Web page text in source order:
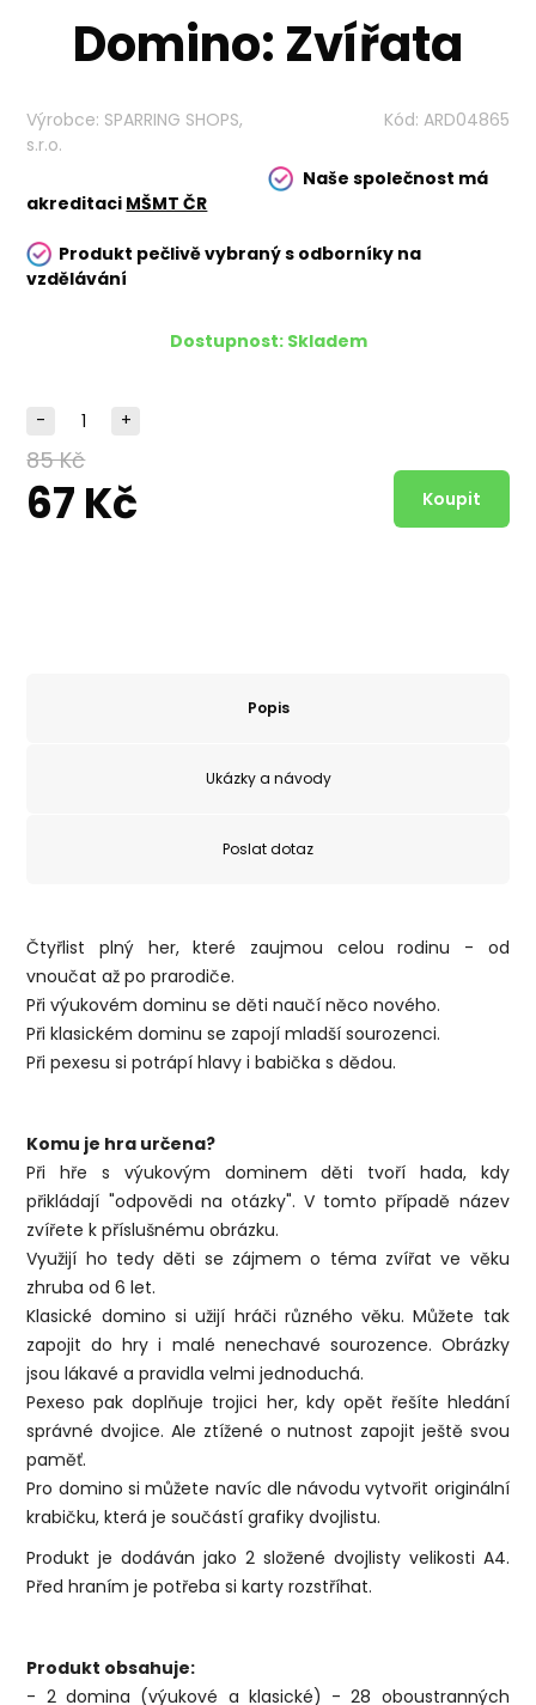
Domino: Zvířata
Výrobce: SPARRING SHOPS,
s.r.o.
Kód: ARD04865
Naše společnost má
akreditaci MŠMT ČR
Produkt pečlivě vybraný s odborníky na
vzdělávání
Dostupnost: Skladem
85 Kč
67 Kč
- +
Popis
Ukázky a návody
Poslat dotaz
Čtyřlist plný her, které zaujmou celou rodinu - od
vnoučat až po prarodiče.
Při výukovém dominu se děti naučí něco nového.
Při klasickém dominu se zapojí mladší sourozenci.
Při pexesu si potrápí hlavy i babička s dědou.
Komu je hra určena?
Při hře s výukovým dominem děti tvoří hada, kdy
přikládají "odpovědi na otázky". V tomto případě název
zvířete k příslušnému obrázku.
Využijí ho tedy děti se zájmem o téma zvířat ve věku
zhruba od 6 let.
Klasické domino si užijí hráči různého věku. Můžete tak
zapojit do hry i malé nenechavé sourozence. Obrázky
jsou lákavé a pravidla velmi jednoduchá.
Pexeso pak doplňuje trojici her, kdy opět řešíte hledání
správné dvojice. Ale ztížené o nutnost zapojit ještě svou
paměť.
Pro domino si můžete navíc dle návodu vytvořit originální
krabičku, která je součástí grafiky dvojlistu.
Produkt je dodáván jako 2 složené dvojlisty velikosti A4.
Před hraním je potřeba si karty rozstříhat.
Produkt obsahuje:
- 2 domina (výukové a klasické) - 28 oboustranných